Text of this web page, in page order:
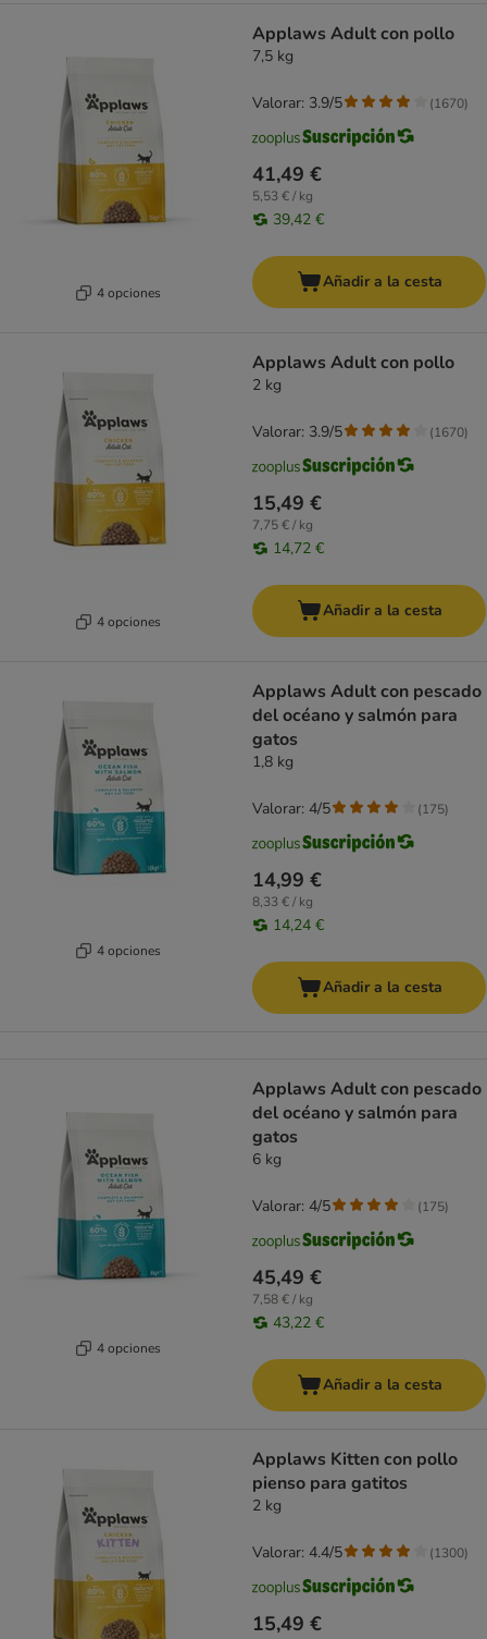
4 opciones
Applaws Adult con pollo
7,5 kg
41,49 €
5,53 € / kg
39,42 €
Valorar: 3.9/5 (1670)
Añadir a la cesta
4 opciones
Applaws Adult con pollo
2 kg
15,49 €
7,75 € / kg
14,72 €
Valorar: 3.9/5 (1670)
Añadir a la cesta
4 opciones
Applaws Adult con pescado
del océano y salmón para
gatos
1,8 kg
14,99 €
8,33 € / kg
14,24 €
Valorar: 4/5 (175)
Añadir a la cesta
4 opciones
Applaws Adult con pescado
del océano y salmón para
gatos
6 kg
45,49 €
7,58 € / kg
43,22 €
Valorar: 4/5 (175)
Añadir a la cesta
Applaws Kitten con pollo
pienso para gatitos
2 kg
15,49 €
Valorar: 4.4/5 (1300)